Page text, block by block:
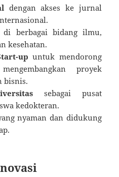
dengan akses ke jurnal
di berbagai bidang ilmu,
kesehatan.
up untuk mendorong
proyek
bisnis.
sebagai pusat
kedokteran.
nyaman dan didukung